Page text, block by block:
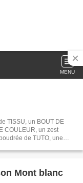
MENU
TISSU, un BOUT DE
COULEUR, un zest
Mont blanc